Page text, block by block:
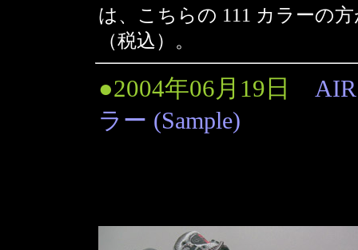
は、こちらの 111 カラーの
（税込）。
●2004年06月19日
ラー (Sample)